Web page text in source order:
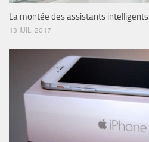
La montée des assistants intelligents
13 JUIL, 2017